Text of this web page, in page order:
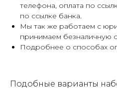
телефона, оплата по
по ссылке банка.
Мы так же работаем с
принимаем безналичную
Подробнее о способах
Подобные варианты